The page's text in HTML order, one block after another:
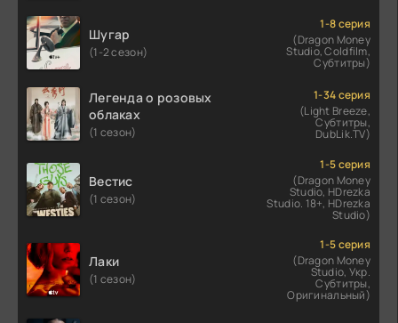
Шугар
(1-2 сезон)
1-8 серия
(Dragon Money
Studio, Coldfilm,
Субтитры)
Легенда о розовых
облаках
(1 сезон)
1-34 серия
(Light Breeze,
Субтитры,
DubLik.TV)
Вестис
(1 сезон)
1-5 серия
(Dragon Money
Studio, HDrezka
Studio. 18+, HDrezka
Studio)
Лаки
(1 сезон)
1-5 серия
(Dragon Money
Studio, Укр.
Субтитры,
Оригинальный)